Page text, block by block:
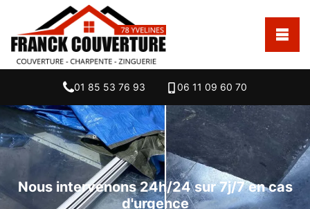
01 85 53 76 93 06 11 09 60 70
Nous intervenons 24h/24 sur 7j/7 en cas
d'urgence